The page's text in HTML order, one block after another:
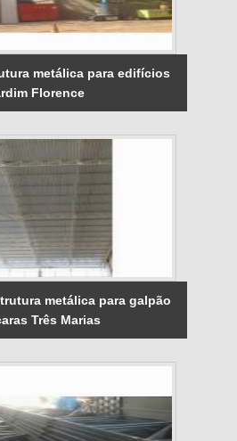
metálica para edifícios
Florence
metálica para galpão
Três Marias